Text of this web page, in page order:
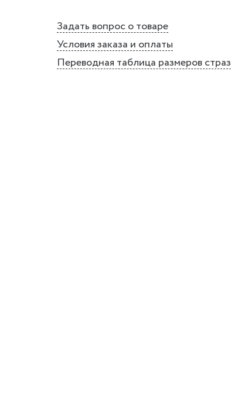
Задать вопрос о товаре
Условия заказа и оплаты
Переводная таблица размеров страз